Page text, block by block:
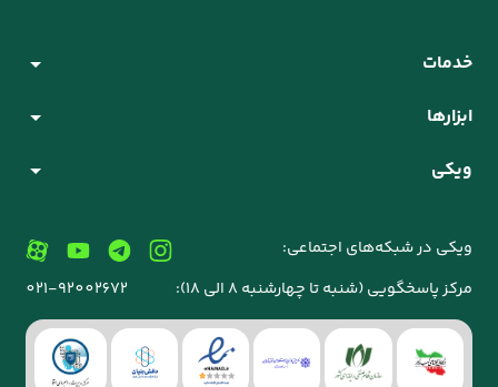
خدمات
ابزارها
ویکی
ویکی در شبکه‌های اجتماعی:
مرکز پاسخگویی (شنبه تا چهارشنبه 8 الی 18):
021-92002672